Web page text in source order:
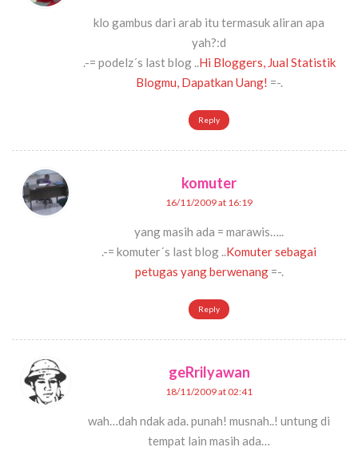
klo gambus dari arab itu termasuk aliran apa
yah?:d
.-= podelz´s last blog ..Hi Bloggers, Jual Statistik
Blogmu, Dapatkan Uang! =-.
Reply
komuter
16/11/2009 at 16:19
yang masih ada = marawis…..
.-= komuter´s last blog ..Komuter sebagai
petugas yang berwenang=-.
Reply
geRrilyawan
18/11/2009 at 02:41
wah…dah ndak ada. punah! musnah..! untung di
tempat lain masih ada…